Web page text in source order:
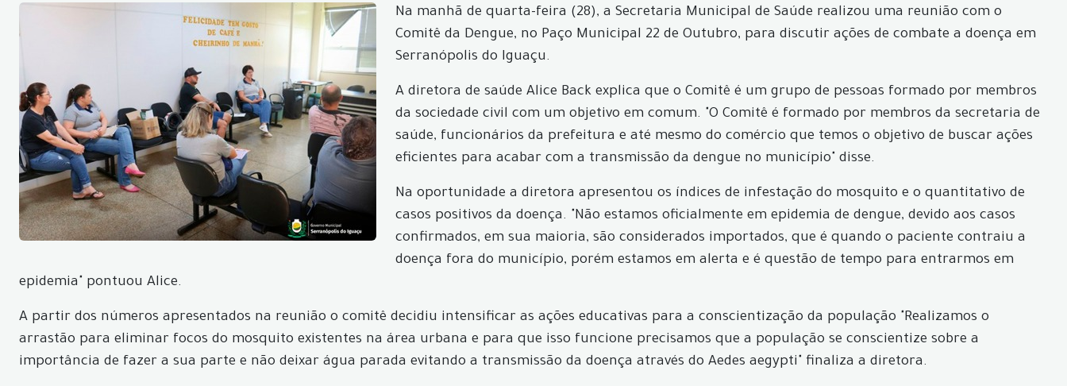
Na manhã de quarta-feira (28), a Secretaria Municipal de Saúde realizou uma reunião com o
Comitê da Dengue, no Paço Municipal 22 de Outubro, para discutir ações de combate a doença em
Serranópolis do Iguaçu.
A diretora de saúde Alice Back explica que o Comitê é um grupo de pessoas formado por membros
da sociedade civil com um objetivo em comum. "O Comitê é formado por membros da secretaria de
saúde, funcionários da prefeitura e até mesmo do comércio que temos o objetivo de buscar ações
eficientes para acabar com a transmissão da dengue no município" disse.
Na oportunidade a diretora apresentou os índices de infestação do mosquito e o quantitativo de
casos positivos da doença. "Não estamos oficialmente em epidemia de dengue, devido aos casos
confirmados, em sua maioria, são considerados importados, que é quando o paciente contraiu a
doença fora do município, porém estamos em alerta e é questão de tempo para entrarmos em
epidemia" pontuou Alice.
A partir dos números apresentados na reunião o comitê decidiu intensificar as ações educativas para a conscientização da população "Realizamos o
arrastão para eliminar focos do mosquito existentes na área urbana e para que isso funcione precisamos que a população se conscientize sobre a
importância de fazer a sua parte e não deixar água parada evitando a transmissão da doença através do Aedes aegypti" finaliza a diretora.